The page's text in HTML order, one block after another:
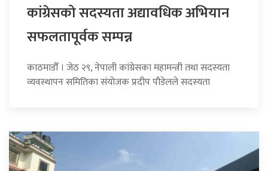
कांग्रेसको सदस्यता अद्यावधिक अभियान
सफलतापूर्वक सम्पन्न
काठमाडौँ । जेठ २९, नेपाली कांग्रेसका महामन्त्री तथा सदस्यता
व्यवस्थापन समितिका संयोजक प्रदीप पौडेलले सदस्यता